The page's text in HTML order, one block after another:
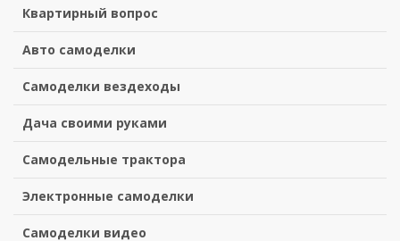
Квартирный вопрос
Авто самоделки
Самоделки вездеходы
Дача своими руками
Самодельные трактора
Электронные самоделки
Самоделки видео